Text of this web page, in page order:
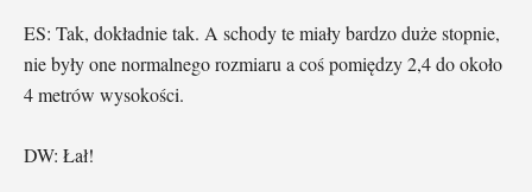
ES: Tak, dokładnie tak. A schody te miały bardzo duże stopnie,
nie były one normalnego rozmiaru a coś pomiędzy 2,4 do około
4 metrów wysokości.
DW: Łał!